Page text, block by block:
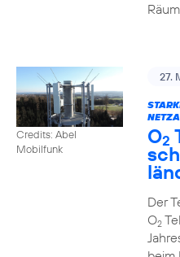
Credits: Abel
Mobilfunk
27.
O2
Der
O2